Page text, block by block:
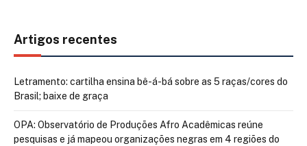
Artigos recentes
Letramento: cartilha ensina bê-á-bá sobre as 5 raças/cores do
Brasil; baixe de graça
OPA: Observatório de Produções Afro Acadêmicas reúne
pesquisas e já mapeou organizações negras em 4 regiões do